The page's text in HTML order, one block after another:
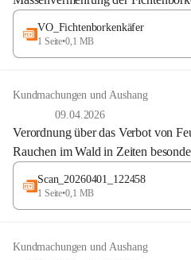
VO_Fichtenborkenkäfer
1 Seite•0,1 MB
Kundmachungen und Aushang
09.04.2026
Verordnung über das Verbot von
Rauchen im Wald in Zeiten
Scan_20260401_122458
1 Seite•0,1 MB
Kundmachungen und Aushang